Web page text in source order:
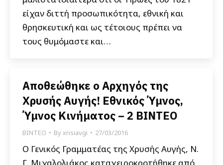
είχαν διττή προσωπικότητα, εθνική και
θρησκευτική και ως τέτοιους πρέπει να
τους θυμόμαστε και…
Αποθεώθηκε ο Αρχηγός της
Χρυσής Αυγής! Εθνικός Ύμνος,
Ύμνος Κινήματος – 2 ΒΙΝΤΕΟ
ΒΙΝΤΕΟ Byxrisiavgi 27/03/2016
Ο Γενικός Γραμματέας της Χρυσής Αυγής, Ν.